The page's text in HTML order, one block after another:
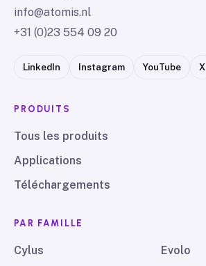
info@atomis.nl
+31 (0)23 554 09 20
LinkedIn Instagram YouTube X
PRODUITS
Tous les produits
Applications
Téléchargements
PAR FAMILLE
Cylus
Evolo